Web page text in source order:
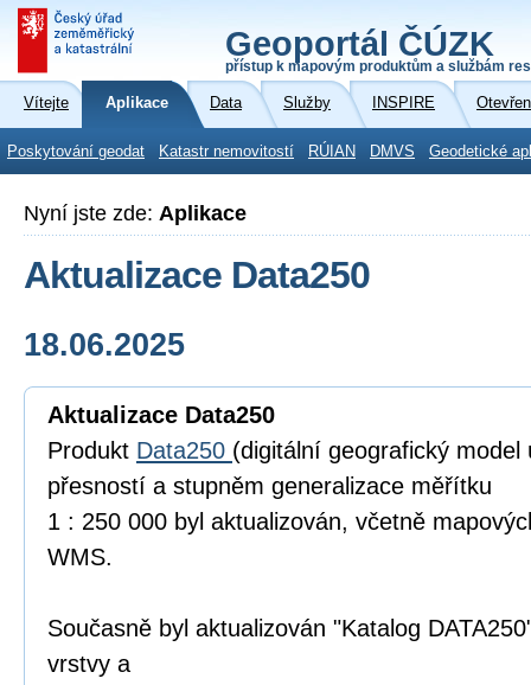
Geoportál ČÚZK
přístup k mapovým produktům a službám
Vítejte Aplikace Data Služby INSPIRE
Poskytování geodat Katastr nemovitostí RÚIAN DMVS Geodetické
Nyní jste zde: Aplikace
Aktualizace Data250
18.06.2025
Aktualizace Data250
Produkt Data250 (digitální geografický
přesností a stupněm generalizace měřítku
1 : 250 000 byl aktualizován, včetně
WMS.
Současně byl aktualizován "Katalog
vrstvy a